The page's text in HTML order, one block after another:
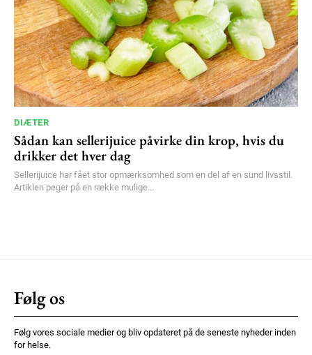
DIÆTER
Sådan kan sellerijuice påvirke din krop, hvis du
drikker det hver dag
Sellerijuice har fået stor opmærksomhed som en del af en sund livsstil.
Artiklen peger på en række mulige...
Følg os
Følg vores sociale medier og bliv opdateret på de seneste nyheder inden
for helse.